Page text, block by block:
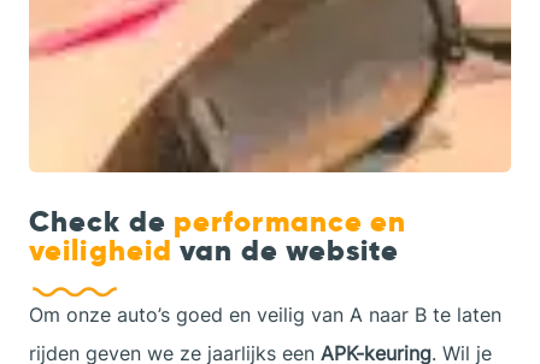
Check de performance en
veiligheidvan de website
Om onze auto’s goed en veilig van A naar B te laten
rijden geven we ze jaarlijks een APK-keuring. Wil je